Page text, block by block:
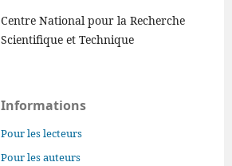
Centre National pour la Recherche
Scientifique et Technique
Informations
Pour les lecteurs
Pour les auteurs